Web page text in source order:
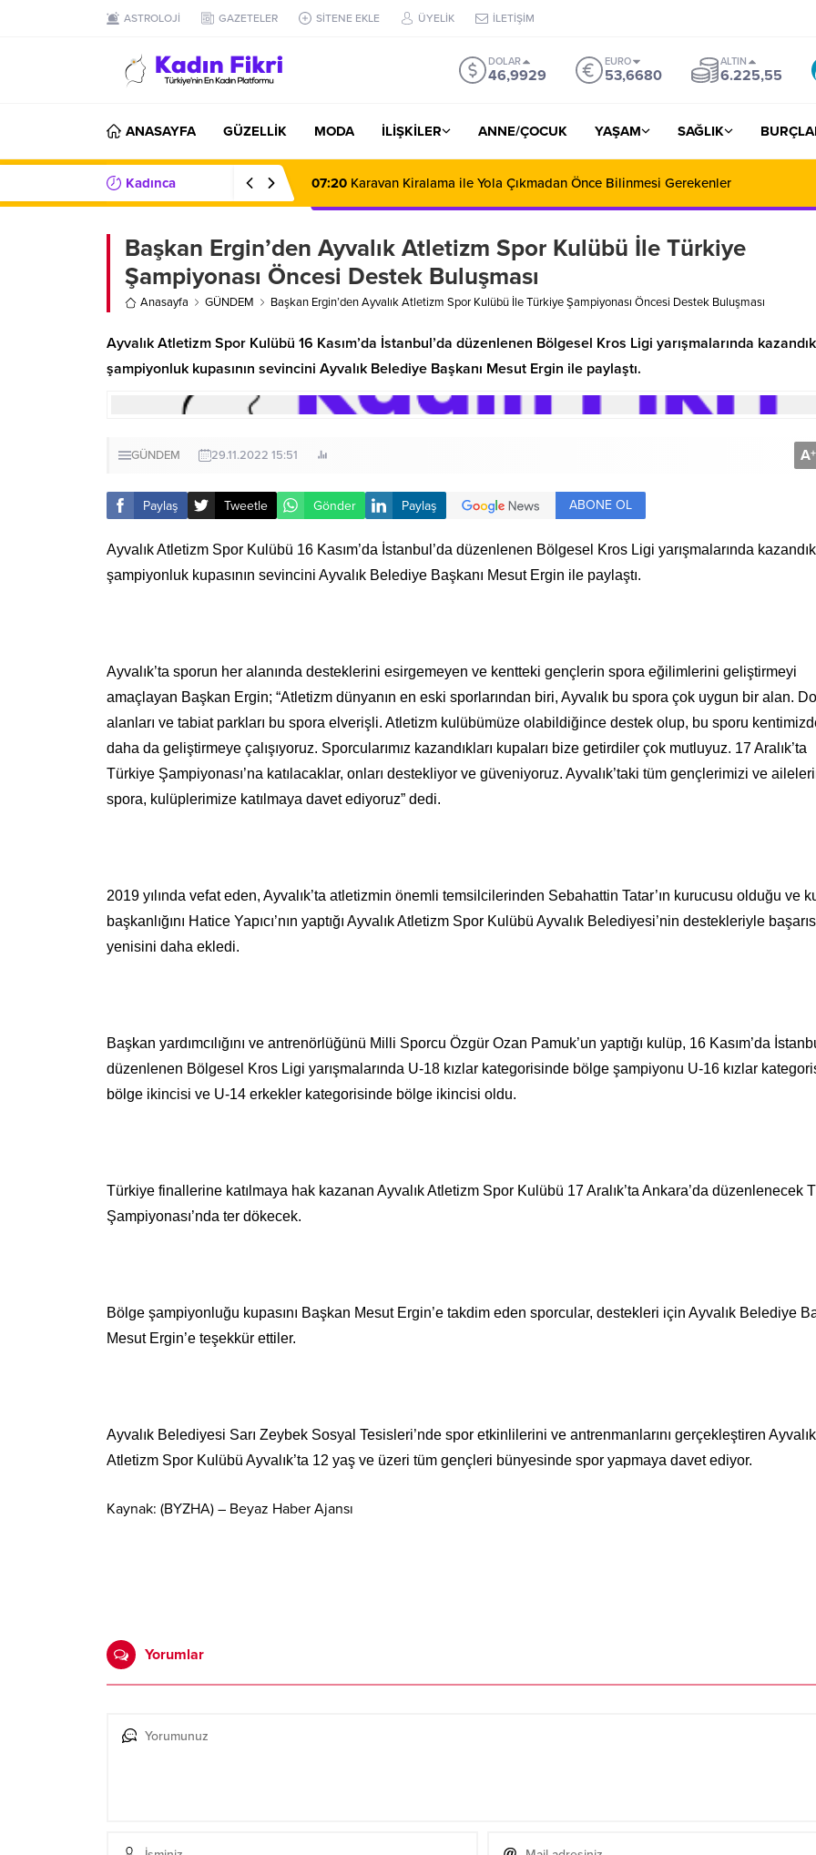
ASTROLOJİ GAZETELER SİTENE EKLE ÜYELİK İLETİŞİM
DOLAR
46,9929
EURO
53,6680
ALTIN
6.225,55
ANASAYFA GÜZELLİK MODA İLİŞKİLER ANNE/ÇOCUK YAŞAM SAĞLIK
Kadınca 07:20 Karavan Kiralama ile Yola Çıkmadan Önce Bilinmesi Gerekenler
Başkan Ergin’den Ayvalık Atletizm Spor Kulübü İle Türkiye
Şampiyonası Öncesi Destek Buluşması
Anasayfa GÜNDEM Başkan Ergin’den Ayvalık Atletizm Spor Kulübü İle Türkiye Şampiyonası Öncesi Destek Buluşması
Ayvalık Atletizm Spor Kulübü 16 Kasım’da İstanbul’da düzenlenen Bölgesel Kros Ligi yarışmalarında
şampiyonluk kupasının sevincini Ayvalık Belediye Başkanı Mesut Ergin ile paylaştı.
GÜNDEM 29.11.2022 15:51 A+
Paylaş Tweetle Gönder Paylaş ABONE OL
Ayvalık Atletizm Spor Kulübü 16 Kasım’da İstanbul’da düzenlenen Bölgesel Kros Ligi yarışmalarında
şampiyonluk kupasının sevincini Ayvalık Belediye Başkanı Mesut Ergin ile paylaştı.
Ayvalık’ta sporun her alanında desteklerini esirgemeyen ve kentteki gençlerin spora eğilimlerini geliştirmeyi
amaçlayan Başkan Ergin; “Atletizm dünyanın en eski sporlarından biri, Ayvalık bu spora çok uygun bir alan.
alanları ve tabiat parkları bu spora elverişli. Atletizm kulübümüze olabildiğince destek olup, bu sporu
daha da geliştirmeye çalışıyoruz. Sporcularımız kazandıkları kupaları bize getirdiler çok mutluyuz. 17 Aralık’ta
Türkiye Şampiyonası’na katılacaklar, onları destekliyor ve güveniyoruz. Ayvalık’taki tüm gençlerimizi ve
spora, kulüplerimize katılmaya davet ediyoruz” dedi.
2019 yılında vefat eden, Ayvalık’ta atletizmin önemli temsilcilerinden Sebahattin Tatar’ın kurucusu olduğu ve
başkanlığını Hatice Yapıcı’nın yaptığı Ayvalık Atletizm Spor Kulübü Ayvalık Belediyesi’nin destekleriyle
yenisini daha ekledi.
Başkan yardımcılığını ve antrenörlüğünü Milli Sporcu Özgür Ozan Pamuk’un yaptığı kulüp, 16 Kasım’da
düzenlenen Bölgesel Kros Ligi yarışmalarında U-18 kızlar kategorisinde bölge şampiyonu U-16 kızlar
bölge ikincisi ve U-14 erkekler kategorisinde bölge ikincisi oldu.
Türkiye finallerine katılmaya hak kazanan Ayvalık Atletizm Spor Kulübü 17 Aralık’ta Ankara’da düzenlenecek
Şampiyonası’nda ter dökecek.
Bölge şampiyonluğu kupasını Başkan Mesut Ergin’e takdim eden sporcular, destekleri için Ayvalık Belediye
Mesut Ergin’e teşekkür ettiler.
Ayvalık Belediyesi Sarı Zeybek Sosyal Tesisleri’nde spor etkinlilerini ve antrenmanlarını gerçekleştiren Ayvalık
Atletizm Spor Kulübü Ayvalık’ta 12 yaş ve üzeri tüm gençleri bünyesinde spor yapmaya davet ediyor.
Kaynak: (BYZHA) – Beyaz Haber Ajansı
Yorumlar